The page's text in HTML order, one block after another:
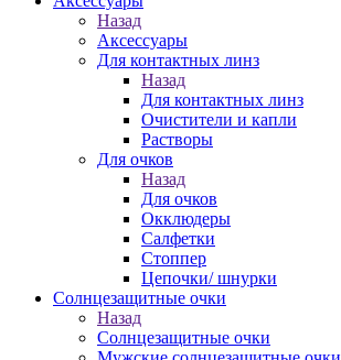
Назад
Аксессуары
Для контактных линз
Назад
Для контактных линз
Очистители и капли
Растворы
Для очков
Назад
Для очков
Окклюдеры
Салфетки
Стоппер
Цепочки/ шнурки
Солнцезащитные очки
Назад
Солнцезащитные очки